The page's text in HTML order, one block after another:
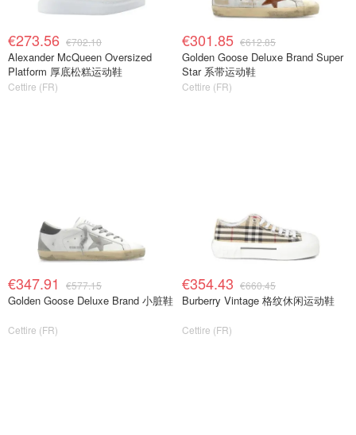
€273.56 €702.10
Alexander McQueen Oversized
Platform 厚底松糕运动鞋
Cettire (FR)
€301.85 €612.85
Golden Goose Deluxe Brand Super
Star 系带运动鞋
Cettire (FR)
€347.91 €577.15
Golden Goose Deluxe Brand 小脏鞋
Cettire (FR)
€354.43 €660.45
Burberry Vintage 格纹休闲运动鞋
Cettire (FR)